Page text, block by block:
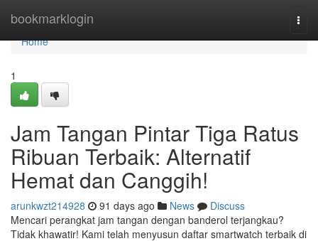
bookmarklogin
Home
Home
1
Jam Tangan Pintar Tiga Ratus
Ribuan Terbaik: Alternatif
Hemat dan Canggih!
arunkwzt214928 91 days ago News
Discuss
Mencari perangkat jam tangan dengan banderol terjangkau?
Tidak khawatir! Kami telah menyusun daftar smartwatch terbaik di